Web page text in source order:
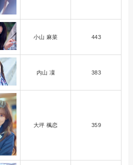
小山 麻菜 443
内山 凜 383
大坪 楓恋 359